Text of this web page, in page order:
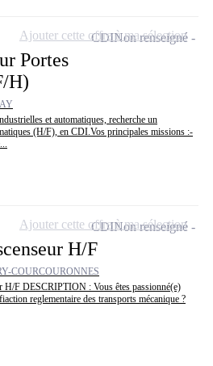
Portes
H)
et automatiques, recherche un
(H/F), en CDI.Vos principales missions :-
CDINon renseigné
Ajouter cette offre à ma sélection
H/F
COURCOURONNES
H/F DESCRIPTION : Vous êtes passionné(e)
reglementaire des transports mécanique ?
CDINon renseigné
Ajouter cette offre à ma sélection